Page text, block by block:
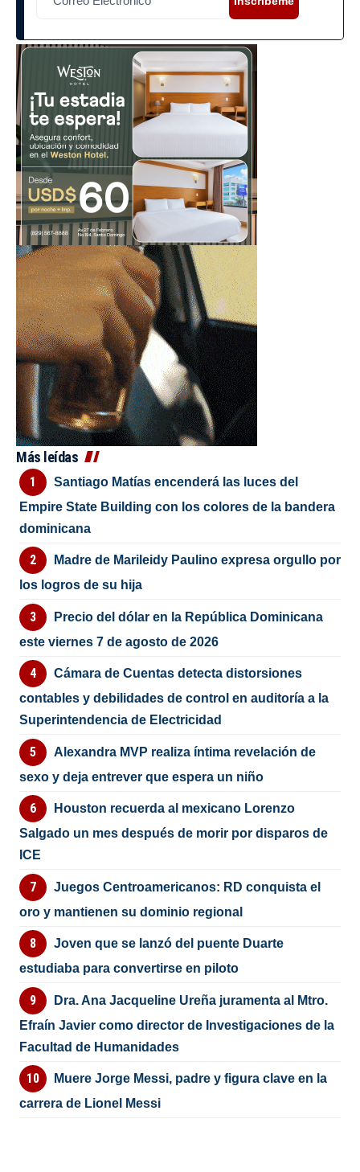
Más leídas
Santiago Matías encenderá las luces del
Empire State Building con los colores de la bandera
dominicana
Madre de Marileidy Paulino expresa orgullo por
los logros de su hija
Precio del dólar en la República Dominicana
este viernes 7 de agosto de 2026
Cámara de Cuentas detecta distorsiones
contables y debilidades de control en auditoría a la
Superintendencia de Electricidad
Alexandra MVP realiza íntima revelación de
sexo y deja entrever que espera un niño
Houston recuerda al mexicano Lorenzo
Salgado un mes después de morir por disparos de
ICE
Juegos Centroamericanos: RD conquista el
oro y mantienen su dominio regional
Joven que se lanzó del puente Duarte
estudiaba para convertirse en piloto
Dra. Ana Jacqueline Ureña juramenta al Mtro.
Efraín Javier como director de Investigaciones de la
Facultad de Humanidades
Muere Jorge Messi, padre y figura clave en la
carrera de Lionel Messi